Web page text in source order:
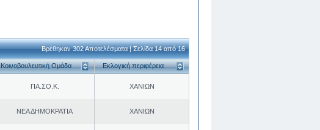
Βρέθηκαν 302 Αποτελέσματα | Σελίδα 14 από 16
Κοινοβουλευτική Ομάδα Εκλογική περιφέρεια
ΠΑ.ΣΟ.Κ. ΧΑΝΙΩΝ
ΝΕΑ ΔΗΜΟΚΡΑΤΙΑ ΧΑΝΙΩΝ